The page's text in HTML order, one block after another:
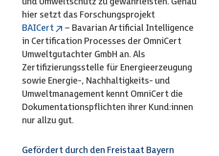
hier setzt das Forschungsprojekt
BAICert
– Bavarian Artificial Intelligence
in Certification Processes der OmniCert
Umweltgutachter GmbH an. Als
Zertifizierungsstelle für Energieerzeugung
sowie Energie-, Nachhaltigkeits- und
Umweltmanagement kennt OmniCert die
Dokumentationspflichten ihrer Kund:innen
nur allzu gut.
Gefördert durch den Freistaat Bayern